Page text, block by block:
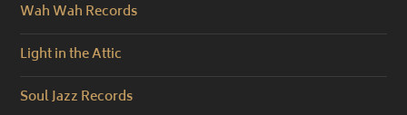
Wah Wah Records
Light in the Attic
Soul Jazz Records